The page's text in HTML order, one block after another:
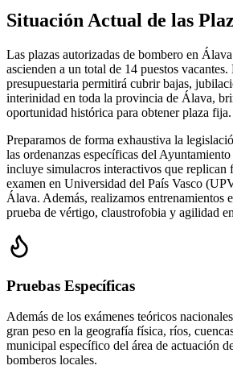
Situación Actual de las
Las plazas autorizadas de bombero en
ascienden a un total de 14 puestos vacantes.
presupuestaria permitirá cubrir bajas,
interinidad en toda la provincia de Álava,
oportunidad histórica para obtener plaza fija.
Preparamos de forma exhaustiva la
las ordenanzas específicas del
incluye simulacros interactivos que replican
examen en Universidad del País Vasco
Álava. Además, realizamos entrenamientos
prueba de vértigo, claustrofobia y agilidad
Pruebas Específicas
Además de los exámenes teóricos
gran peso en la geografía física, ríos,
municipal específico del área de actuación
bomberos locales.